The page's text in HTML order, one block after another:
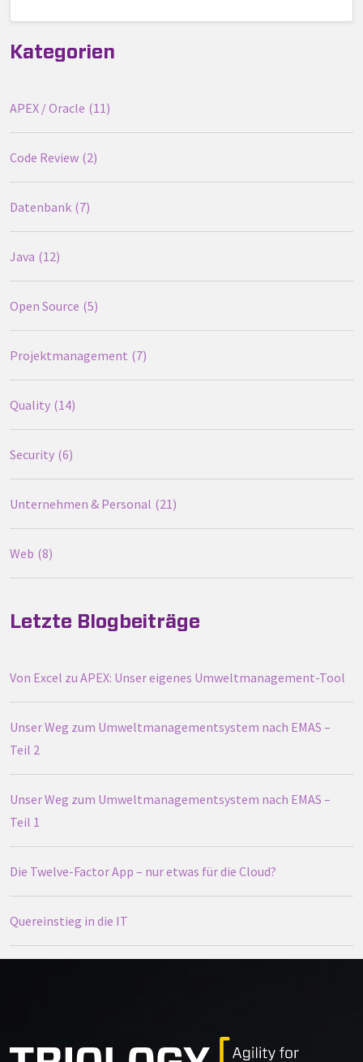
Kategorien
APEX / Oracle 11
Code Review 2
Datenbank 7
Java 12
Open Source 5
Projektmanagement 7
Quality 14
Security 6
Unternehmen & Personal 21
Web 8
Letzte Blogbeiträge
Von Excel zu APEX: Unser eigenes Umweltmanagement-Tool
Unser Weg zum Umweltmanagementsystem nach EMAS –
Teil 2
Unser Weg zum Umweltmanagementsystem nach EMAS –
Teil 1
Die Twelve-Factor App – nur etwas für die Cloud?
Quereinstieg in die IT